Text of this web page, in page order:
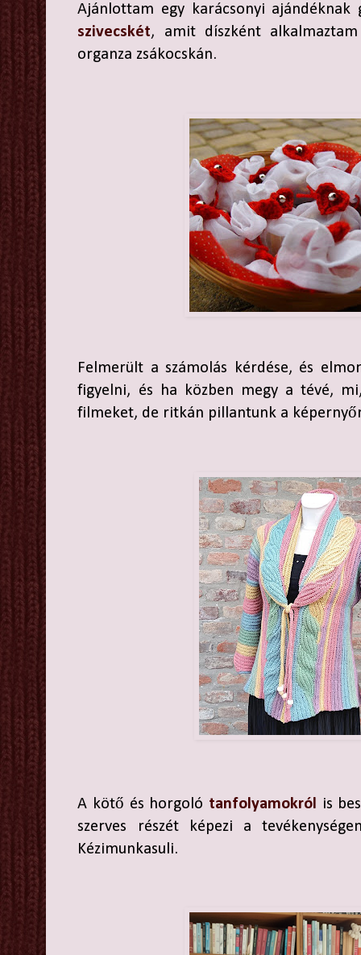
Ajánlottam egy karácsonyi ajándéknak
szivecskét, amit díszként
organza zsákocskán.
Felmerült a számolás kérdése, és
figyelni, és ha közben megy a tévé,
filmeket, de ritkán pillantunk a
A kötő és horgoló tanfolyamokról
is
szerves részét képezi a
Kézimunkasuli.